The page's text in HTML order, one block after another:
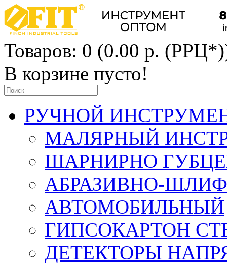
Товаров: 0 (0.00 р.
В корзине пусто!
РУЧНОЙ
МАЛЯРНЫЙ
ШАРНИРНО
АБРАЗИВНО-
АВТОМОБИЛЬНЫЙ
ГИПСОКАРТОН
ДЕТЕКТОРЫ